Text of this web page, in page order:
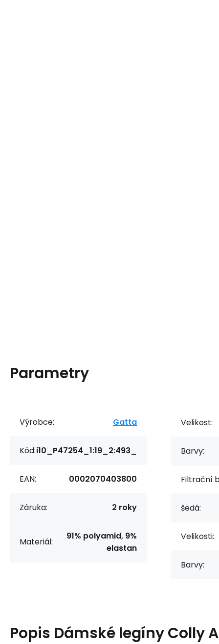
Parametry
Výrobce: Gatta
Kód:i10_P47254_1:19_2:493_
EAN: 0002070403800
Záruka: 2 roky
Materiál:
91% polyamid, 9%
elastan
Velikost:
Barvy:
Filtrační
šedá:
Velikosti:
Barvy:
Popis Dámské legíny Colly